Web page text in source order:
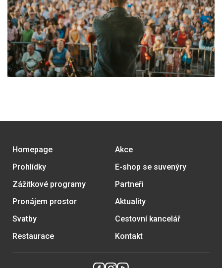
Homepage
Prohlídky
Zážitkové programy
Pronájem prostor
Svatby
Restaurace
Akce
E-shop se suvenýry
Partneři
Aktuality
Cestovní kancelář
Kontakt